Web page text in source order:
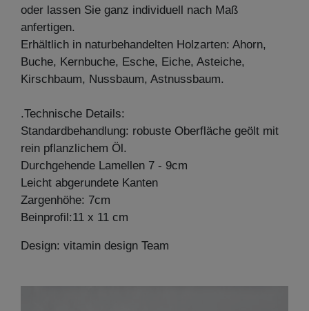
oder lassen Sie ganz individuell nach Maß
anfertigen.
Erhältlich in naturbehandelten Holzarten: Ahorn,
Buche, Kernbuche, Esche, Eiche, Asteiche,
Kirschbaum, Nussbaum, Astnussbaum.
.Technische Details:
Standardbehandlung: robuste Oberfläche geölt mit
rein pflanzlichem Öl.
Durchgehende Lamellen 7 - 9cm
Leicht abgerundete Kanten
Zargenhöhe: 7cm
Beinprofil:11 x 11 cm
Design: vitamin design Team